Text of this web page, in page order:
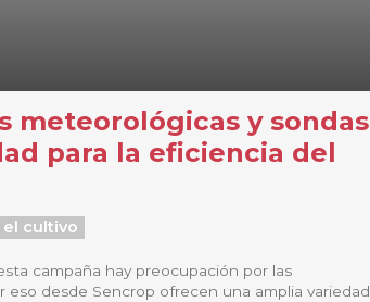
meteorológicas y sondas
para la eficiencia del
el cultivo
campaña hay preocupación por las
eso desde Sencrop ofrecen una amplia variedad